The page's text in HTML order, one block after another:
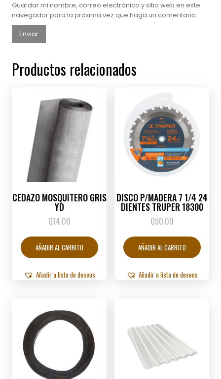
Guardar mi nombre, correo electrónico y sitio web en este
navegador para la próxima vez que haga un comentario.
Productos relacionados
CEDAZO MOSQUITERO GRIS
YD
Q14.00
AÑADIR AL CARRITO
Añadir a lista de deseos
DISCO P/MADERA 7 1/4 24
DIENTES TRUPER 18300
Q50.00
AÑADIR AL CARRITO
Añadir a lista de deseos